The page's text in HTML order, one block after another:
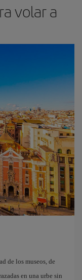
volar a
de los museos, de
en una urbe sin